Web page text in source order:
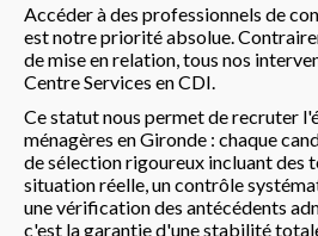
Accéder à des professionnels de
est notre priorité absolue.
de mise en relation, tous nos
Centre Services en CDI.
Ce statut nous permet de recruter
ménagères en Gironde : chaque
de sélection rigoureux incluant des
situation réelle, un contrôle
une vérification des antécédents
c'est la garantie d'une stabilité